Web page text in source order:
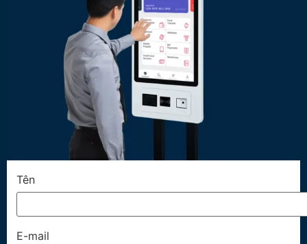
Tên
E-mail